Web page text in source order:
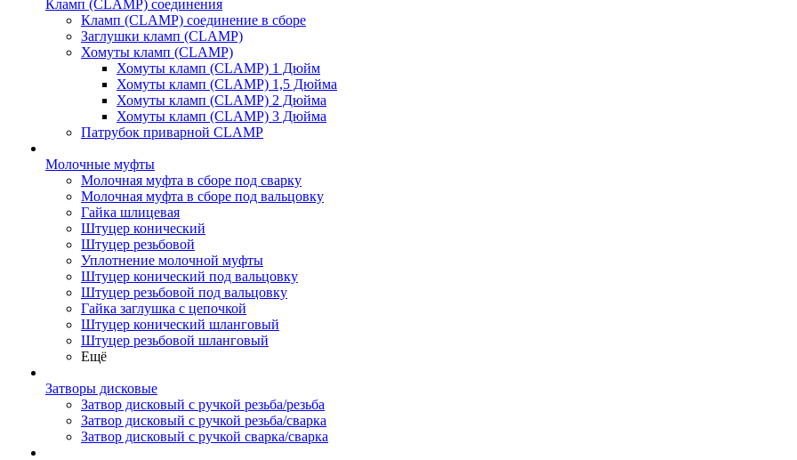
Кламп (CLAMP) соединения
Кламп (CLAMP) соединение в сборе
Заглушки кламп (CLAMP)
Хомуты кламп (CLAMP)
Хомуты кламп (CLAMP) 1 Дюйм
Хомуты кламп (CLAMP) 1,5 Дюйма
Хомуты кламп (CLAMP) 2 Дюйма
Хомуты кламп (CLAMP) 3 Дюйма
Патрубок приварной CLAMP
Молочные муфты
Молочная муфта в сборе под сварку
Молочная муфта в сборе под вальцовку
Гайка шлицевая
Штуцер конический
Штуцер резьбовой
Уплотнение молочной муфты
Штуцер конический под вальцовку
Штуцер резьбовой под вальцовку
Гайка заглушка с цепочкой
Штуцер конический шланговый
Штуцер резьбовой шланговый
Ещё
Затворы дисковые
Затвор дисковый с ручкой резьба/резьба
Затвор дисковый с ручкой резьба/сварка
Затвор дисковый с ручкой сварка/сварка